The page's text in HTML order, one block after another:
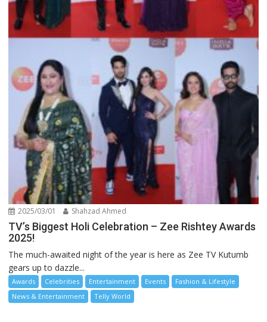
2025/03/01 Shahzad Ahmed
TV’s Biggest Holi Celebration – Zee Rishtey Awards
2025!
The much-awaited night of the year is here as Zee TV Kutumb
gears up to dazzle...
Awards Celebrities Entertainment Events
Fashion & Lifestyle
News & Entertainment
Telly World